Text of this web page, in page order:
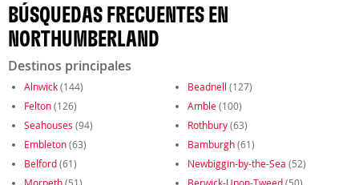
BÚSQUEDAS FRECUENTES EN
NORTHUMBERLAND
Destinos principales
Alnwick(144) Beadnell (127)
Felton(126) Amble(100)
Seahouses (94) Rothbury(63)
Embleton(63) Bamburgh(61)
Belford(61) Newbiggin-by-the-Sea (52)